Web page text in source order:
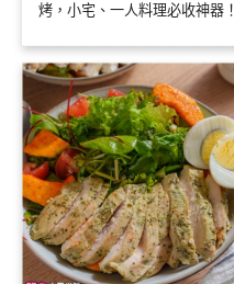
烤，小宅、一人料理必收神器！